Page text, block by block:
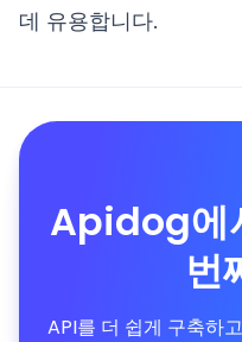
데 유용합니다.
Apidog에
번
API를 더 쉽게 구축하